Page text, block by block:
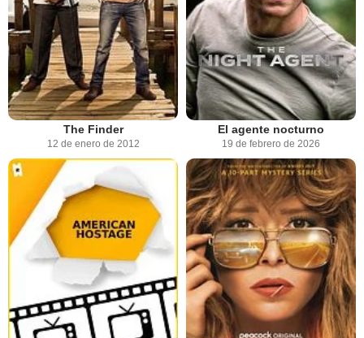
The Finder
12 de enero de 2012
El agente nocturno
19 de febrero de 2026